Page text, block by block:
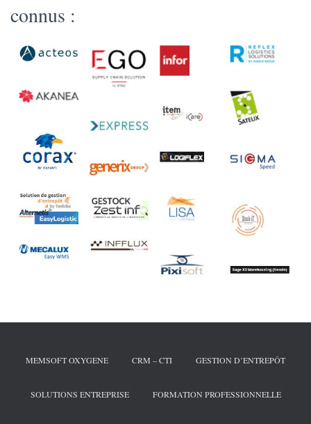
connus :
MEMSOFT OXYGENE CRM – CTI GESTION D’ENTREPÔT
SOLUTIONS ENTREPRISE FORMATION PROFESSIONNELLE